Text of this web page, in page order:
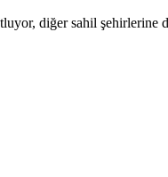
diğer sahil şehirlerine